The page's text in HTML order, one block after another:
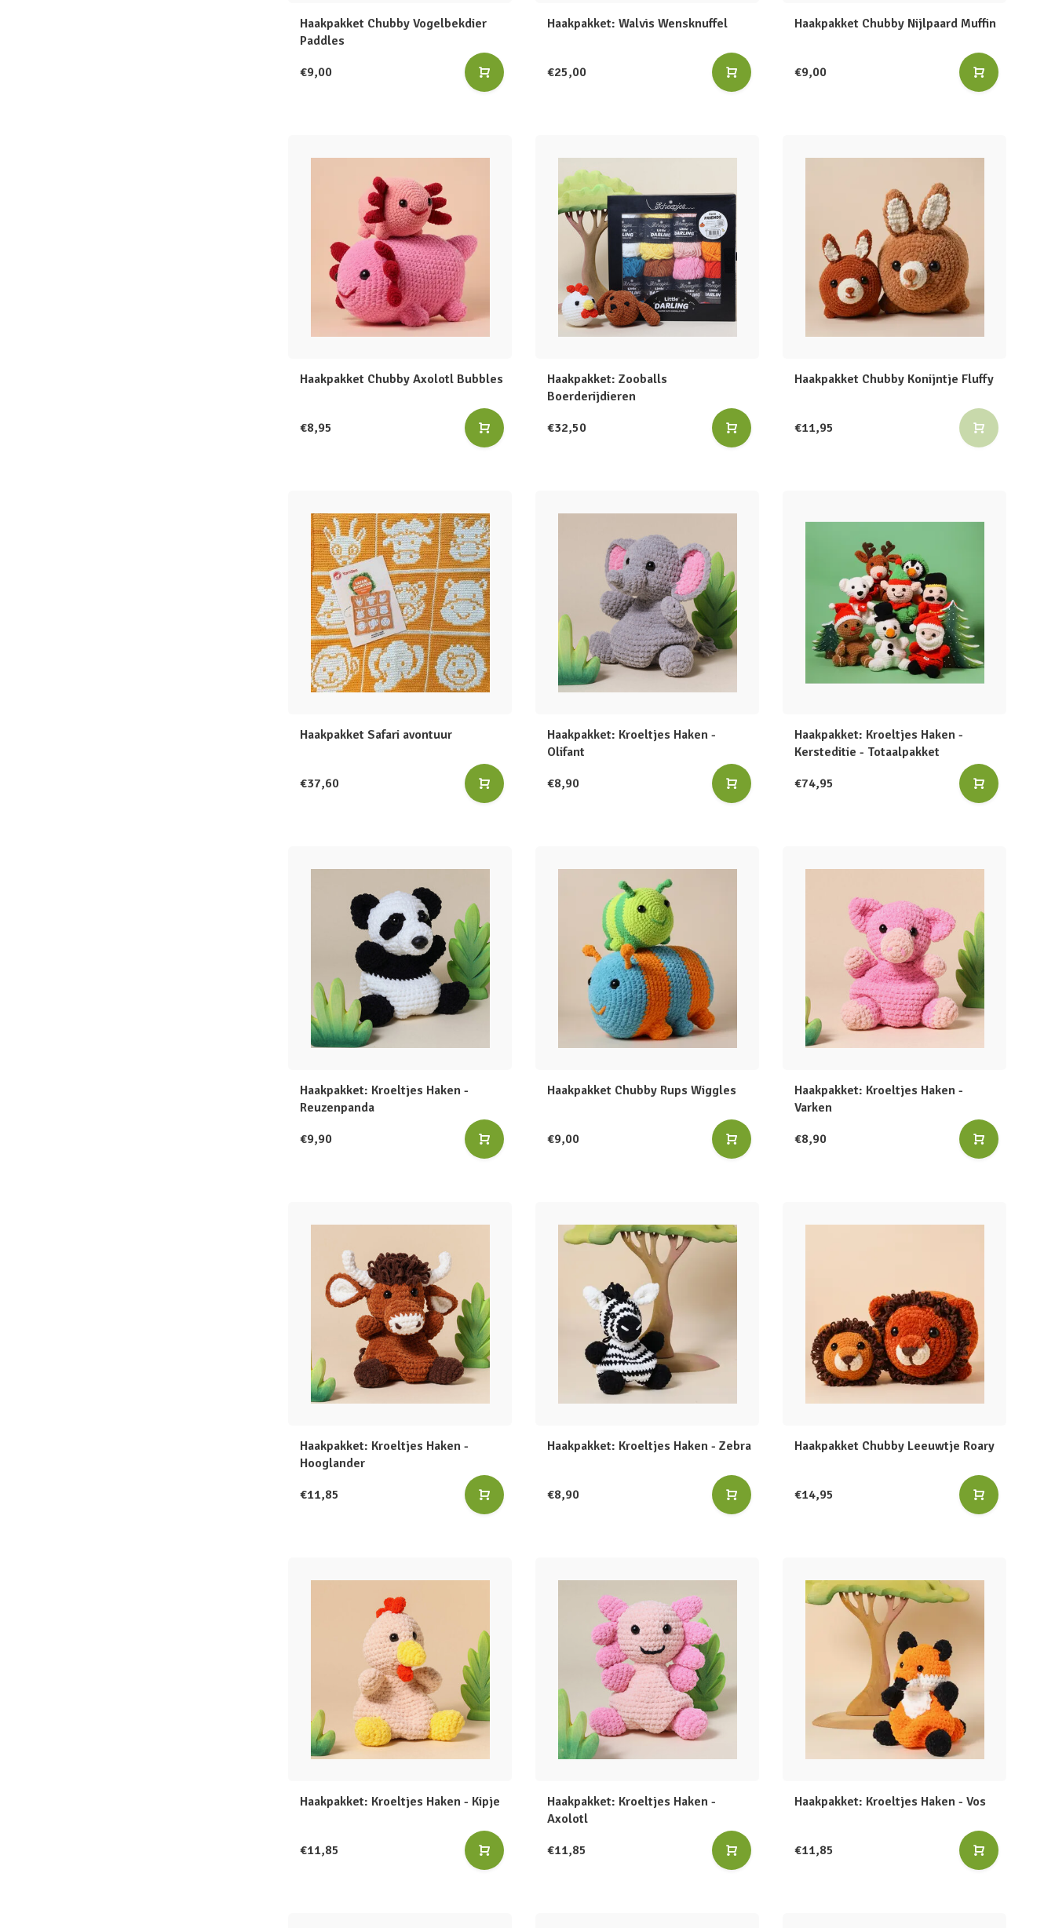
Haakpakket Chubby Vogelbekdier
Paddles
€9,00
Haakpakket: Walvis Wensknuffel
€25,00
Haakpakket Chubby Nijlpaard Muffin
€9,00
Haakpakket Chubby Axolotl Bubbles
€8,95
Haakpakket: Zooballs
Boerderijdieren
€32,50
Haakpakket Chubby Konijntje Fluffy
€11,95
Haakpakket Safari avontuur
€37,60
Haakpakket: Kroeltjes Haken -
Olifant
€8,90
Haakpakket: Kroeltjes Haken -
Kersteditie - Totaalpakket
€74,95
Haakpakket: Kroeltjes Haken -
Reuzenpanda
€9,90
Haakpakket Chubby Rups Wiggles
€9,00
Haakpakket: Kroeltjes Haken -
Varken
€8,90
Haakpakket: Kroeltjes Haken -
Hooglander
€11,85
Haakpakket: Kroeltjes Haken - Zebra
€8,90
Haakpakket Chubby Leeuwtje Roary
€14,95
Haakpakket: Kroeltjes Haken - Kipje
€11,85
Haakpakket: Kroeltjes Haken -
Axolotl
€11,85
Haakpakket: Kroeltjes Haken - Vos
€11,85